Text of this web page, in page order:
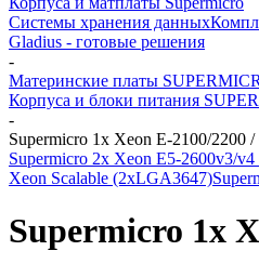
Системы хранения данных
Gladius - готовые решения
-
Материнские платы
Корпуса и блоки питания
-
Supermicro 1x Xeon E-2100/2200
Supermicro 2x Xeon E5-2600v3/
Xeon Scalable (2xLGA3647)
Supermicro 1x